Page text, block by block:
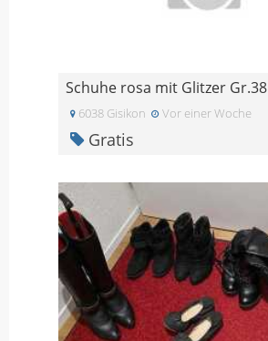
Schuhe rosa mit Glitzer Gr.38
6038 Gisikon Vor einer Woche
Gratis